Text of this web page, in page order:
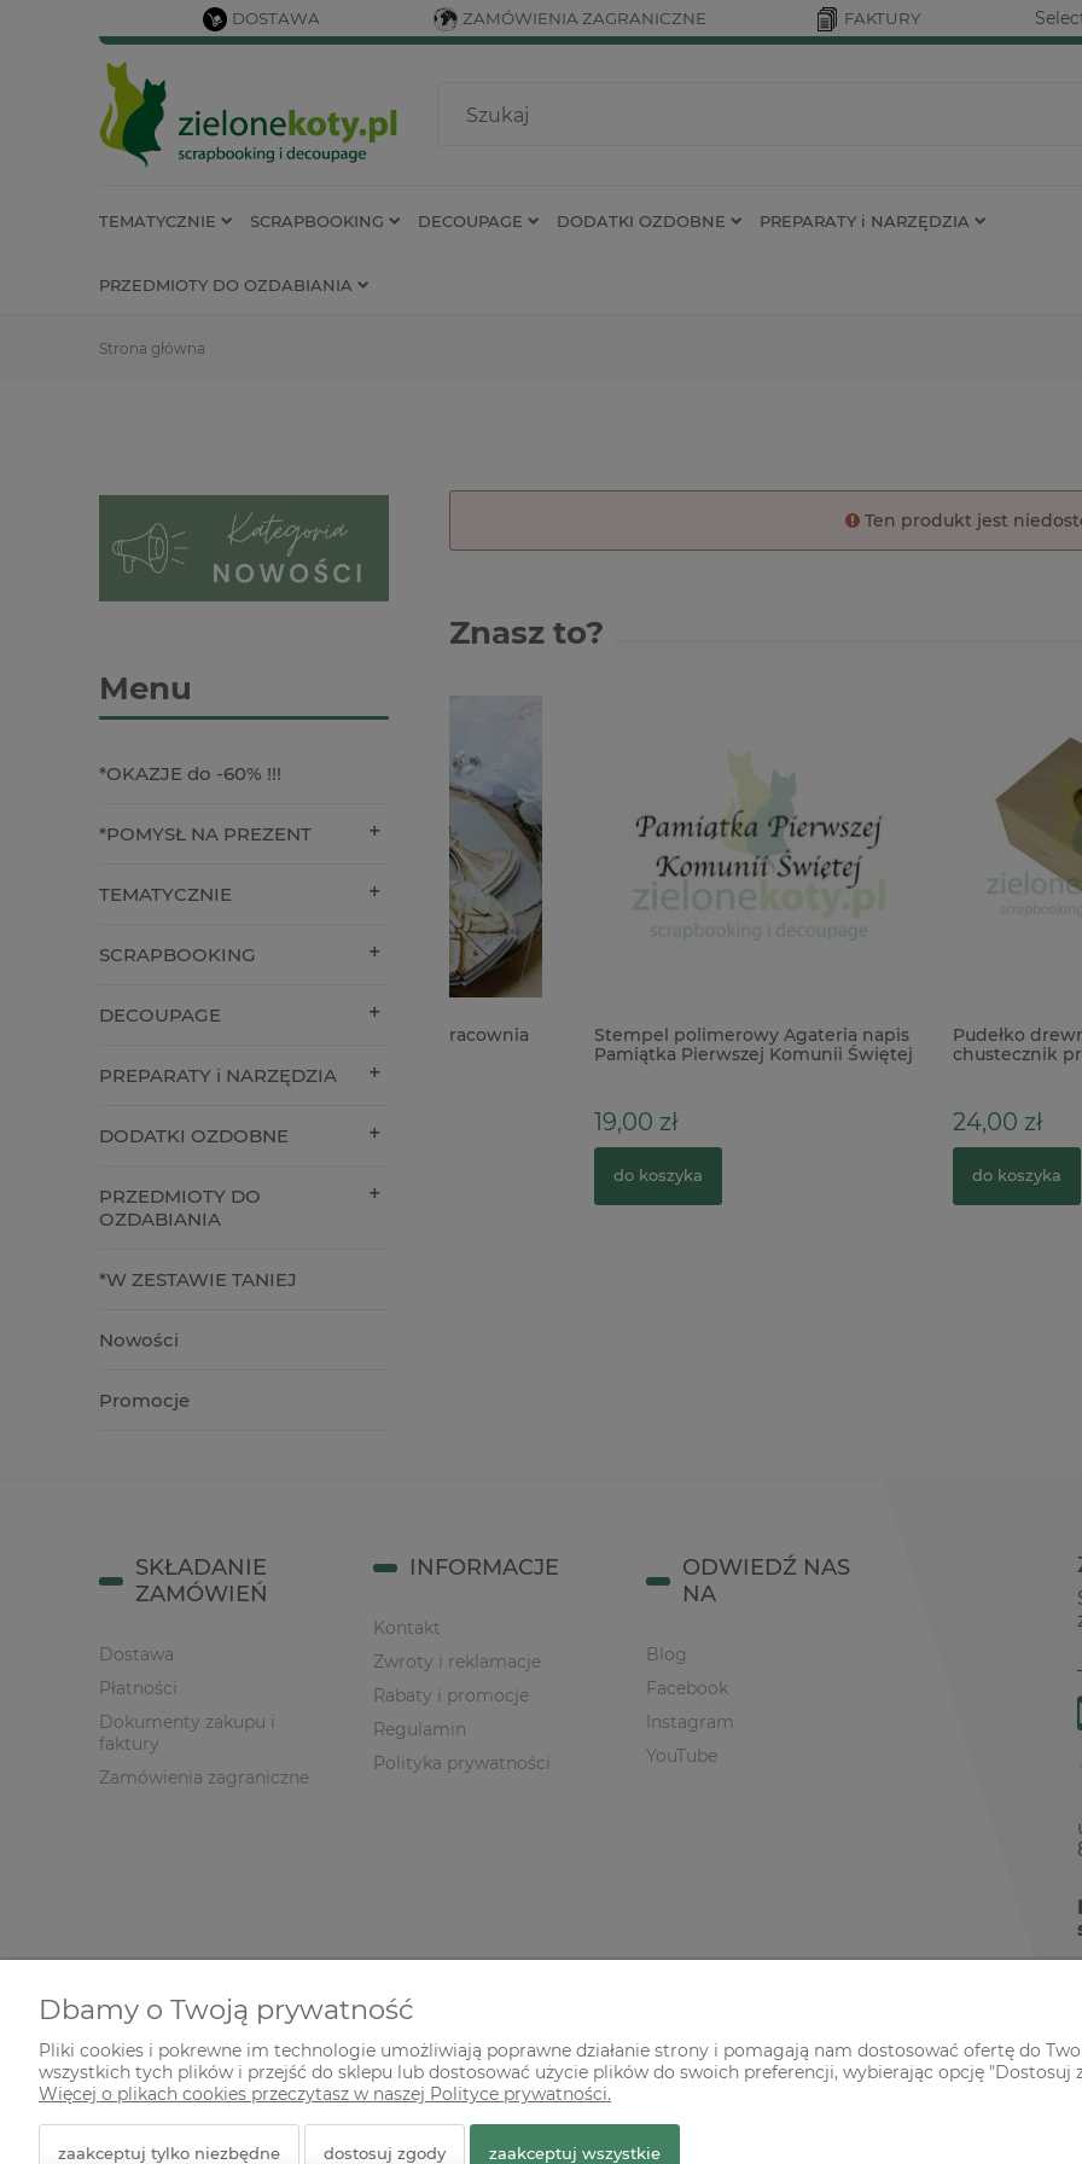
DOSTAWA ZAMÓWIENIA ZAGRANICZNE FAKTURY
TEMATYCZNIE SCRAPBOOKING DECOUPAGE DODATKI OZDOBNE PREPARATY i NARZĘDZIA
PRZEDMIOTY DO OZDABIANIA
Strona główna
Menu
*OKAZJE do -60% !!!
*POMYSŁ NA PREZENT
TEMATYCZNIE
SCRAPBOOKING
DECOUPAGE
PREPARATY i NARZĘDZIA
DODATKI OZDOBNE
PRZEDMIOTY DO
OZDABIANIA
*W ZESTAWIE TANIEJ
Nowości
Promocje
Ten produkt jest
Znasz to?
Stempel polimerowy Agateria napis
Pamiątka Pierwszej Komunii Świętej
Pudełko drewniane na
chustecznik prostokątny
SKŁADANIE
ZAMÓWIEŃ
Dostawa
Płatności
Dokumenty zakupu i
faktury
Zamówienia zagraniczne
INFORMACJE
Kontakt
Zwroty i reklamacje
Rabaty i promocje
Regulamin
Polityka prywatności
ODWIEDŹ NAS
NA
Blog
Facebook
Instagram
YouTube
© 2026 zielonekoty.pl. Wszelkie prawa zastrzeżone.
Dbamy o Twoją prywatność
Pliki cookies i pokrewne im technologie umożliwiają poprawne działanie strony i pomagają nam dostosować ofertę do
wszystkich tych plików i przejść do sklepu lub dostosować użycie plików do swoich preferencji, wybierając opcję "Dostosuj
Więcej o plikach cookies przeczytasz w naszej Polityce prywatności.
zaakceptuj tylko niezbędne dostosuj zgody zaakceptuj wszystkie